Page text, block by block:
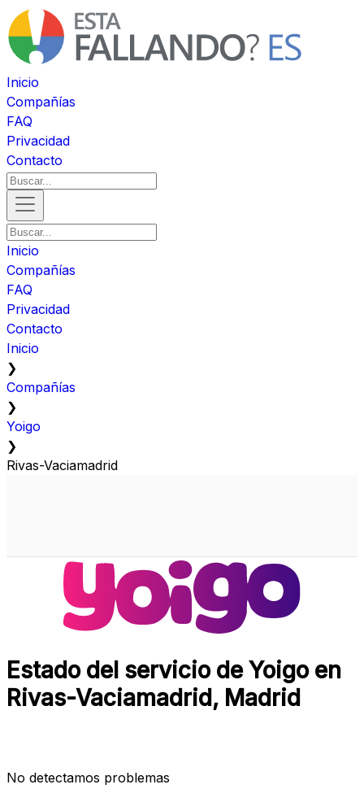
Inicio
Compañías
FAQ
Privacidad
Contacto
Inicio
Compañías
FAQ
Privacidad
Contacto
Inicio
❯
Compañías
❯
Yoigo
❯
Rivas-Vaciamadrid
Estado del servicio de Yoigo en
Rivas-Vaciamadrid, Madrid
No detectamos problemas